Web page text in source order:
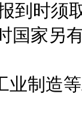
到时须
国家另
制造等